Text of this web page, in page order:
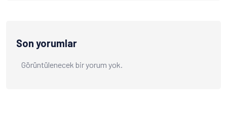
Son yorumlar
Görüntülenecek bir yorum yok.